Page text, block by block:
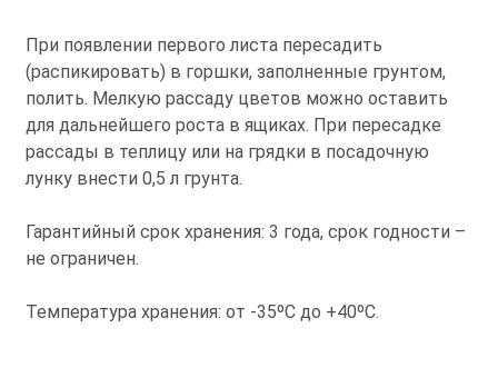
При появлении первого листа пересадить
(распикировать) в горшки, заполненные грунтом,
полить. Мелкую рассаду цветов можно оставить
для дальнейшего роста в ящиках. При пересадке
рассады в теплицу или на грядки в посадочную
лунку внести 0,5 л грунта.
Гарантийный срок хранения: 3 года, срок годности –
не ограничен.
Температура хранения: от -35ºС до +40ºС.